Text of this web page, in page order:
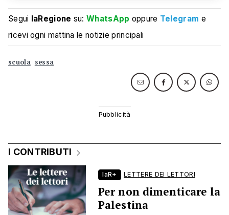
Segui laRegione su:WhatsApp oppure Telegram e
ricevi ogni mattina le notizie principali
scuola sessa
I CONTRIBUTI
laR+ LETTERE DEI LETTORI
Per non dimenticare la
Palestina